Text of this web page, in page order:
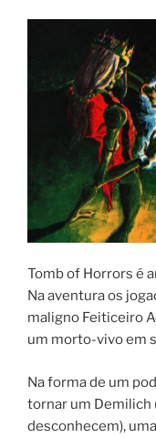
Tomb of Horrors é
Na aventura os
maligno Feiticeiro
um morto-vivo em
Na forma de um
tornar um Demilich
desconhecem),